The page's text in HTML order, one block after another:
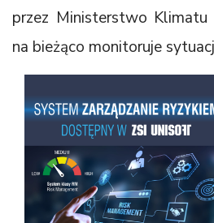
przez Ministerstwo
na bieżąco monitoruje